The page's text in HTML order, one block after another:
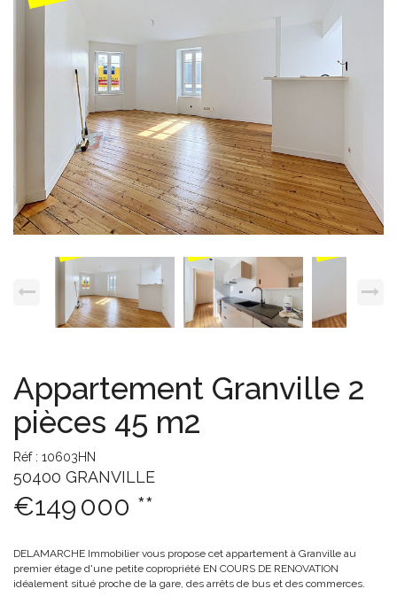
Appartement Granville 2
pièces 45 m2
Réf : 10603HN
50400 GRANVILLE
€149 000 **
DELAMARCHE Immobilier vous propose cet appartement à Granville au
premier étage d'une petite copropriété EN COURS DE RENOVATION
idéalement situé proche de la gare, des arrêts de bus et des commerces.